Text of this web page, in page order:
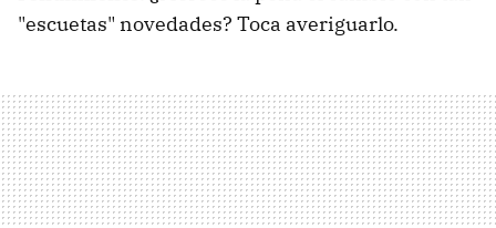
"escuetas" novedades? Toca averiguarlo.